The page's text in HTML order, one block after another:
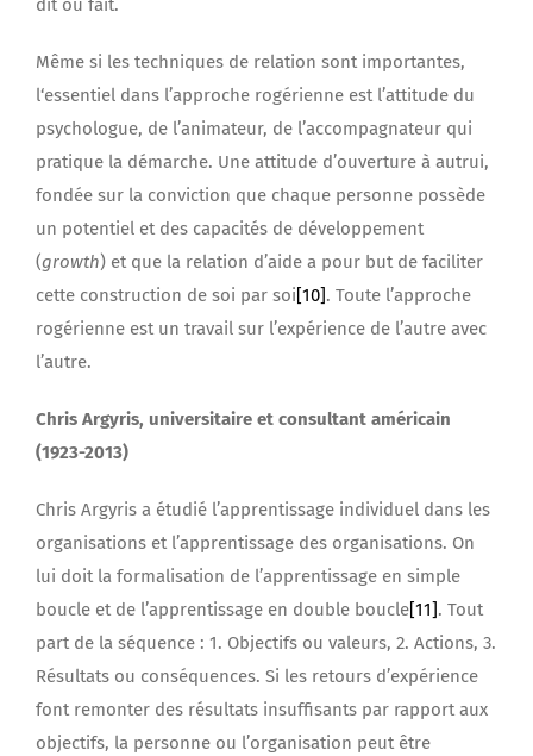
dit ou fait.
Même si les techniques de relation sont importantes,
l‘essentiel dans l’approche rogérienne est l’attitude du
psychologue, de l’animateur, de l’accompagnateur qui
pratique la démarche. Une attitude d’ouverture à autrui,
fondée sur la conviction que chaque personne possède
un potentiel et des capacités de développement
(growth) et que la relation d’aide a pour but de faciliter
cette construction de soi par soi[10]. Toute l’approche
rogérienne est un travail sur l’expérience de l’autre avec
l’autre.
Chris Argyris, universitaire et consultant américain
(1923-2013)
Chris Argyris a étudié l’apprentissage individuel dans les
organisations et l’apprentissage des organisations. On
lui doit la formalisation de l’apprentissage en simple
boucle et de l’apprentissage en double boucle[11]. Tout
part de la séquence : 1. Objectifs ou valeurs, 2. Actions, 3.
Résultats ou conséquences. Si les retours d’expérience
font remonter des résultats insuffisants par rapport aux
objectifs, la personne ou l’organisation peut être